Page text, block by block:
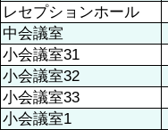
レセプションホール
中会議室
小会議室31
小会議室32
小会議室33
小会議室1